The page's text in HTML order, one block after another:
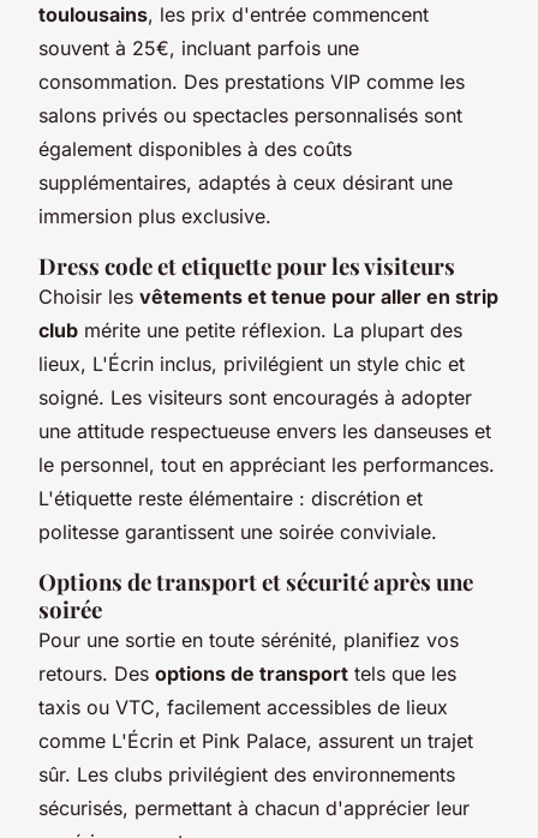
toulousains, les prix d'entrée commencent
souvent à 25€, incluant parfois une
consommation. Des prestations VIP comme les
salons privés ou spectacles personnalisés sont
également disponibles à des coûts
supplémentaires, adaptés à ceux désirant une
immersion plus exclusive.
Dress code et etiquette pour les visiteurs
Choisir les vêtements et tenue pour aller en strip
club mérite une petite réflexion. La plupart des
lieux, L'Écrin inclus, privilégient un style chic et
soigné. Les visiteurs sont encouragés à adopter
une attitude respectueuse envers les danseuses et
le personnel, tout en appréciant les performances.
L'étiquette reste élémentaire : discrétion et
politesse garantissent une soirée conviviale.
Options de transport et sécurité après une
soirée
Pour une sortie en toute sérénité, planifiez vos
retours. Des options de transport tels que les
taxis ou VTC, facilement accessibles de lieux
comme L'Écrin et Pink Palace, assurent un trajet
sûr. Les clubs privilégient des environnements
sécurisés, permettant à chacun d'apprécier leur